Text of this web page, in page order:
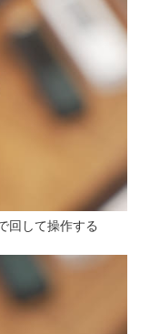
回して操作する